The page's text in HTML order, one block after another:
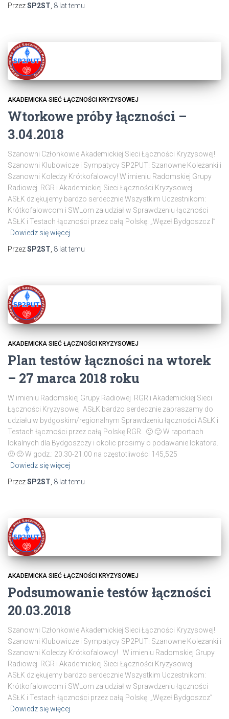
PrzezSP2ST 8 lattemu
AKADEMICKA SIEĆ ŁĄCZNOŚCI KRYZYSOWEJ
Wtorkowe próby łączności –
3.04.2018
Szanowni Członkowie Akademickiej Sieci Łączności Kryzysowej!
Szanowni Klubowicze i Sympatycy SP2PUT! Szanowne Koleżanki i
Szanowni Koledzy Krótkofalowcy! W imieniu Radomskiej Grupy
Radiowej RGR i Akademickiej Sieci Łączności Kryzysowej
ASŁK dziękujemy bardzo serdecznie Wszystkim Uczestnikom:
Krótkofalowcom i SWLom za udział w Sprawdzeniu łączności
ASŁK i Testach łączności przez całą Polskę. „Węzeł Bydgoszcz I”
Dowiedz się więcej
PrzezSP2ST, 8 lattemu
AKADEMICKA SIEĆ ŁĄCZNOŚCI KRYZYSOWEJ
Plan testów łączności na wtorek
– 27 marca 2018 roku
W imieniu Radomskiej Grupy Radiowej RGR i Akademickiej Sieci
Łączności Kryzysowej ASŁK bardzo serdecznie zapraszamy do
udziału w bydgoskim/regionalnym Sprawdzeniu łączności ASŁK i
Testach łączności przez całą Polskę RGR. 🙂 🙂 W raportach
lokalnych dla Bydgoszczy i okolic prosimy o podawanie lokatora.
🙂 🙂 W godz.: 20.30-21.00 na częstotliwości 145,525
Dowiedz się więcej
PrzezSP2ST 8 lattemu
AKADEMICKA SIEĆ ŁĄCZNOŚCI KRYZYSOWEJ
Podsumowanie testów łączności
20.03.2018
Szanowni Członkowie Akademickiej Sieci Łączności Kryzysowej!
Szanowni Klubowicze i Sympatycy SP2PUT! Szanowne Koleżanki i
Szanowni Koledzy Krótkofalowcy! W imieniu Radomskiej Grupy
Radiowej RGR i Akademickiej Sieci Łączności Kryzysowej
ASŁK dziękujemy bardzo serdecznie Wszystkim Uczestnikom:
Krótkofalowcom i SWLom za udział w Sprawdzeniu łączności
ASŁK i Testach łączności przez całą Polskę. „Węzeł Bydgoszcz”
Dowiedz się więcej